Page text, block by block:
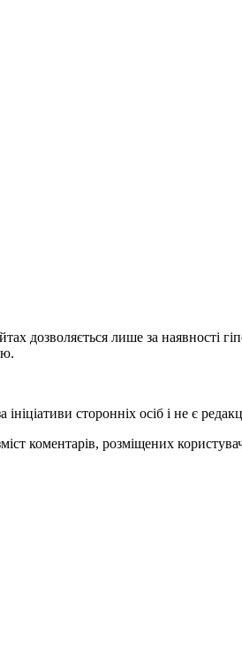
дозволяється лише за наявності
сторонніх осіб і не є
коментарів, розміщених